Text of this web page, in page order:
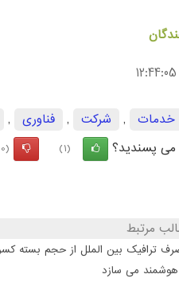
12:44:05
خدمات , شركت , فناوری ,
می پسندید؟
(1)
(0)
مرتبط
مصرف ترافیک بین الملل از حجم بسته
می سازد